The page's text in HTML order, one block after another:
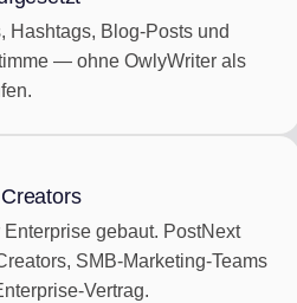
Hashtags, Blog-Posts und
— ohne OwlyWriter als
gebaut. PostNext
SMB-Marketing-Teams
Vertrag.